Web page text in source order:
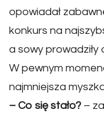
opowiadał
konkurs na
a sowy prowadziły
W pewnym
najmniejsza
– Co się stało? –